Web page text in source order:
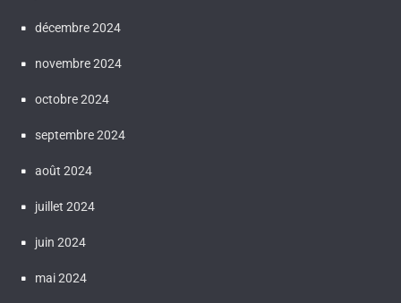
décembre 2024
novembre 2024
octobre 2024
septembre 2024
août 2024
juillet 2024
juin 2024
mai 2024